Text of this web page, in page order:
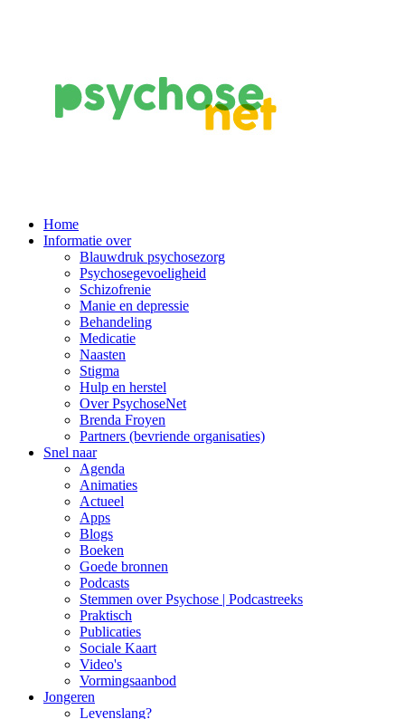
Main
Navigation
Home
Informatie over
Blauwdruk psychosezorg
Psychosegevoeligheid
Schizofrenie
Manie en depressie
Behandeling
Medicatie
Naasten
Stigma
Hulp en herstel
Over PsychoseNet
Brenda Froyen
Partners (bevriende organisaties)
Snel naar
Agenda
Animaties
Actueel
Apps
Blogs
Boeken
Goede bronnen
Podcasts
Stemmen over Psychose | Podcastreeks
Praktisch
Publicaties
Sociale Kaart
Video's
Vormingsaanbod
Jongeren
Levenslang?